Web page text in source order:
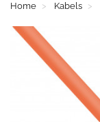
Home Kabels